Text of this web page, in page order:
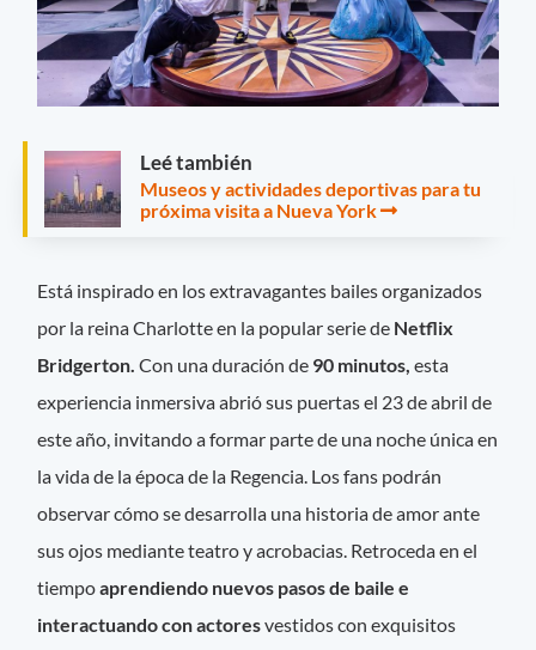
Leé también
Museos y actividades deportivas para tu
próxima visita a Nueva York
Está inspirado en los extravagantes bailes organizados
por la reina Charlotte en la popular serie de Netflix
Bridgerton. Con una duración de 90 minutos, esta
experiencia inmersiva abrió sus puertas el 23 de abril de
este año, invitando a formar parte de una noche única en
la vida de la época de la Regencia. Los fans podrán
observar cómo se desarrolla una historia de amor ante
sus ojos mediante teatro y acrobacias. Retroceda en el
tiempoaprendiendo nuevos pasos de baile e
interactuando con actoresvestidos con exquisitos